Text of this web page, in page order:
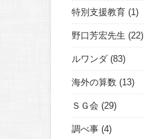
特別支援教育 (1)
野口芳宏先生 (22)
ルワンダ (83)
海外の算数 (13)
ＳＧ会 (29)
調べ事 (4)